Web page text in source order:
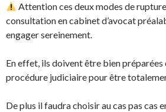
Attention ces deux modes de
consultation en cabinet d’avocat
engager sereinement.
En effet, ils doivent être bien préparées
procédure judiciaire pour être
De plus il faudra choisir au cas pas cas